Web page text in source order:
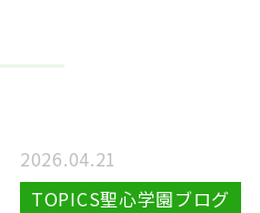
2026.04.21
TOPICS聖心学園ブログ